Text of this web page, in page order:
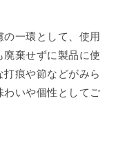
一環として、使用
棄せずに製品に使
痕や節などがみら
いや個性としてご